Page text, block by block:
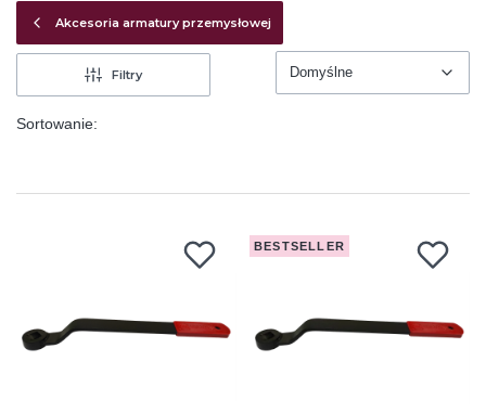
Akcesoria armatury przemysłowej
Filtry
Sortowanie:
Domyślne
BESTSELLER